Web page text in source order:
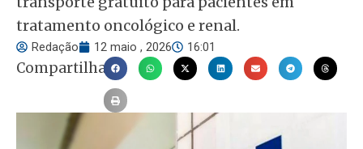
tratamento oncológico e renal.
Redação 12 maio , 2026 16:01
Compartilhar